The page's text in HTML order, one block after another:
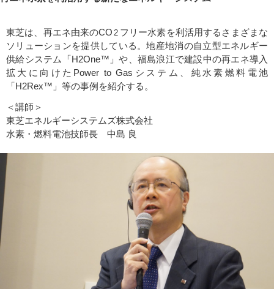
東芝は、再エネ由来のCO 2 フリー水素を利活用するさまざまな
ソリューションを提供している。地産地消の自立型エネルギー
供給システム「H2One™」や、福島浪江で建設中の再エネ導入
拡大に向けたPower to Gasシステム、純水素燃料電池
「H2Rex™」等の事例を紹介する。
＜講師＞
東芝エネルギーシステムズ株式会社
水素・燃料電池技師長 中島 良